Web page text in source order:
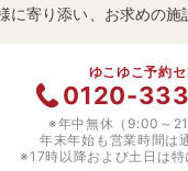
に寄り添い、お求めの施
ゆこゆこ予約
0120-
※年中無休（9:00～
年末年始も営業時間は
※17時以降および土日は特